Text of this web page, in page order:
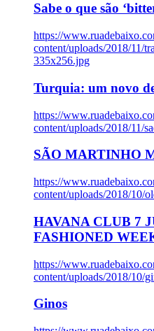
Sabe o que são
https://
content/uploads/2018/11/
335x256.jpg
Turquia: um novo
https://
content/uploads/2018/11/
SÃO MARTINHO
https://
content/uploads/2018/10/
HAVANA CLUB 7
FASHIONED
https://
content/uploads/2018/10/
Ginos